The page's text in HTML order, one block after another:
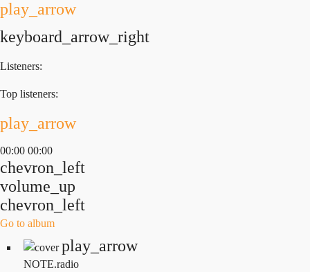
play_arrow
keyboard_arrow_right
Listeners:
Top listeners:
play_arrow
00:00 00:00
chevron_left
volume_up
chevron_left
Go to album
play_arrow
NOTE.radio